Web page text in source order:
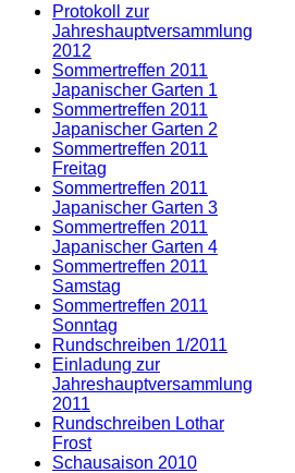
Protokoll zur
Jahreshauptversammlung
2012
Sommertreffen 2011
Japanischer Garten 1
Sommertreffen 2011
Japanischer Garten 2
Sommertreffen 2011
Freitag
Sommertreffen 2011
Japanischer Garten 3
Sommertreffen 2011
Japanischer Garten 4
Sommertreffen 2011
Samstag
Sommertreffen 2011
Sonntag
Rundschreiben 1/2011
Einladung zur
Jahreshauptversammlung
2011
Rundschreiben Lothar
Frost
Schausaison 2010